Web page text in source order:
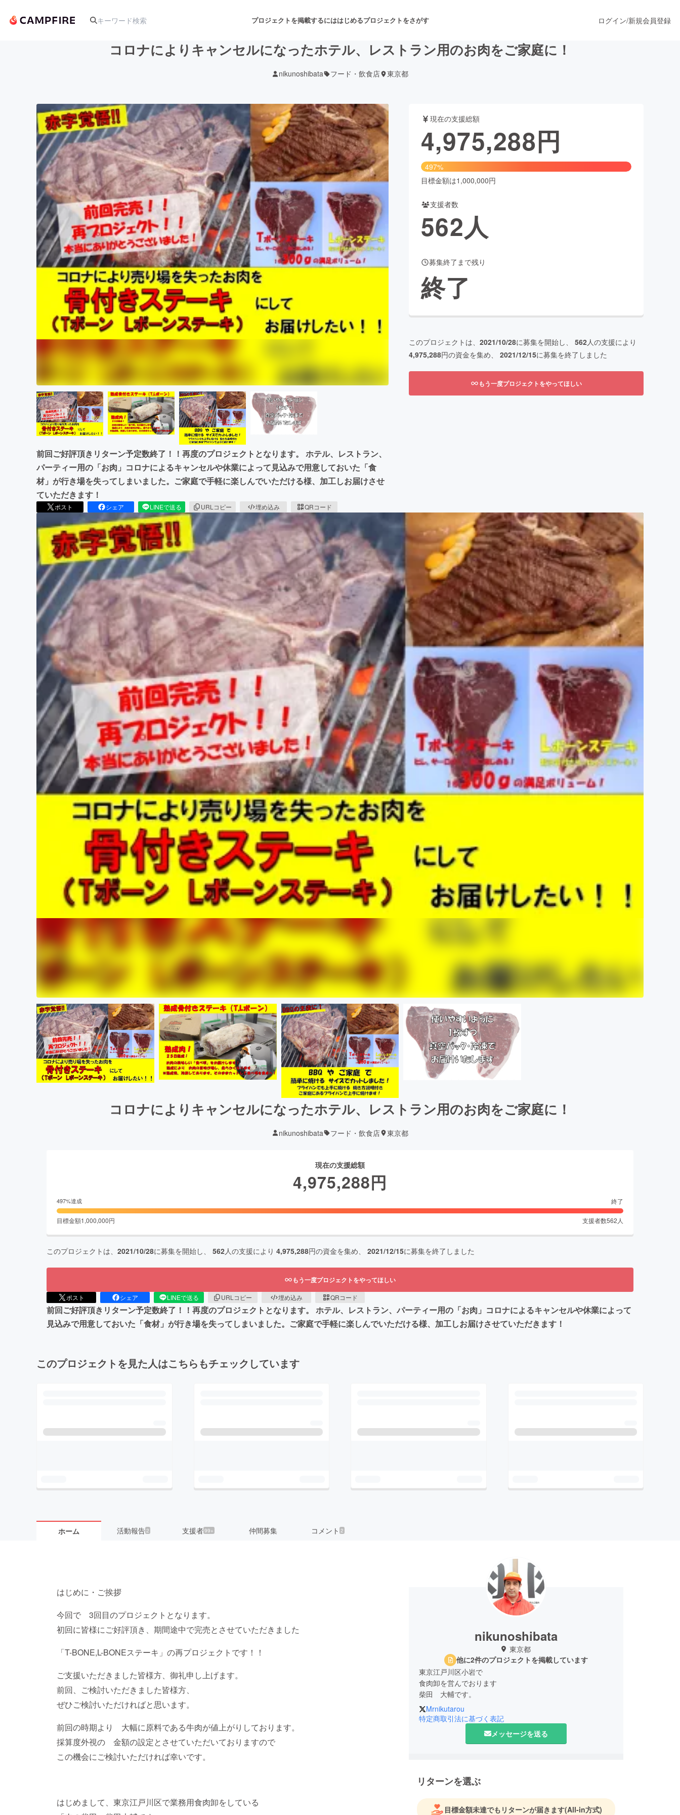
プロジェクトを掲載するにははじめるプロジェクトをさがす
アート・写真 音楽 舞台・パフォーマンス
テクノロジー・ガジェット ゲーム・サービス開発 フード・飲食店 ファッション
映像・映画 書籍・雑誌出版 アニメ・漫画
ビジネス・起業 チャレンジ ビューティー・ヘルスケア
まちづくり・地域活性化
CAMPFIRE for Social GoodCAMPFIRE Creation
ログイン/新規会員登録
コロナによりキャンセルになったホテル、レストラン用のお肉をご家庭に！
nikunoshibata フード・飲食店 東京都
前回ご好評頂きリターン予定数終了！！再度のプロジェクトとなります。 ホテル、レストラン、
パーティー用の「お肉」コロナによるキャンセルや休業によって見込みで用意しておいた「食
材」が行き場を失ってしまいました。ご家庭で手軽に楽しんでいただける様、加工しお届けさせ
ていただきます！
ポスト シェア LINEで送る URLコピー 埋め込み QRコード
現在の支援総額
4,975,288円
497%
目標金額は1,000,000円
支援者数
562人
募集終了まで残り
終了
このプロジェクトは、 2021/10/28に募集を開始し、 562人の支援により
4,975,288円の資金を集め、 2021/12/15に募集を終了しました
もう一度プロジェクトをやってほしい
コロナによりキャンセルになったホテル、レストラン用のお肉をご家庭に！
nikunoshibata フード・飲食店 東京都
現在の支援総額
4,975,288円
497%達成 終了
目標金額1,000,000円 支援者数562 人
このプロジェクトは、 2021/10/28に募集を開始し、 562人の支援により 4,975,288円の資金を集め、 2021/12/15に募集を終了しました
もう一度プロジェクトをやってほしい
ポスト シェア LINEで送る URLコピー 埋め込み QRコード
前回ご好評頂きリターン予定数終了！！再度のプロジェクトとなります。 ホテル、レストラン、パーティー用の「お肉」コロナによるキャンセルや休業によって
見込みで用意しておいた「食材」が行き場を失ってしまいました。ご家庭で手軽に楽しんでいただける様、加工しお届けさせていただきます！
このプロジェクトを見た人はこちらもチェックしています
ホーム 活動報告2 支援者99+ 仲間募集 コメント 2
はじめに・ご挨拶
今回で 3回目のプロジェクトとなります。
初回に皆様にご好評頂き、期間途中で完売とさせていただきました
「T-BONE,L-BONEステーキ」の再プロジェクトです！！
ご支援いただきました皆様方、御礼申し上げます。
前回、ご検討いただきました皆様方、
ぜひご検討いただければと思います。
前回の時期より 大幅に原料である牛肉が値上がりしております。
採算度外視の 金額の設定とさせていただいておりますので
この機会にご検討いただければ幸いです。
はじめまして、東京江戸川区で業務用食肉卸をしている
nikunoshibata
東京都
他に2件のプロジェクトを掲載しています
東京江戸川区小岩で
食肉卸を営んでおります
柴田 大輔です。
焼き肉屋様、ホテルレストラン様を中心に
お肉の卸売りをさせていただいております。
2016年に独立しこれからという時に、
現在まで事業と家庭の両立の為,
Mrnikutarou
特定商取引法に基づく表記
メッセージを送る
リターンを選ぶ
目標金額未達でもリターンが届きます(All-in方式)